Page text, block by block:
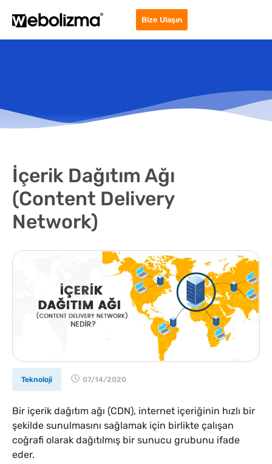
Bize Ulaşın
İçerik Dağıtım Ağı
(Content Delivery
Network)
Teknoloji 07/14/2020
Bir içerik dağıtım ağı (CDN), internet içeriğinin hızlı bir
şekilde sunulmasını sağlamak için birlikte çalışan
coğrafi olarak dağıtılmış bir sunucu grubunu ifade
eder.